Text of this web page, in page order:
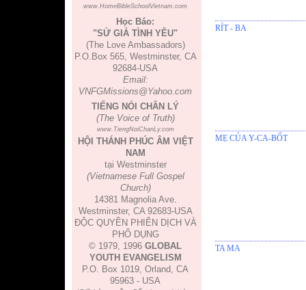
www.HomeBibleSchoolVietnam.com
Học Báo:
"SỨ GIẢ TÌNH YÊU"
(The Love Ambassadors)
P.O.Box 565, Westminster, CA
92684-USA
Email:
VNFGMissions@Yahoo.com
TIẾNG NÓI CHÂN LÝ
(The Voice of Truth)
www.TiengNoiChanLy.com
HỘI THÁNH PHÚC ÂM VIỆT
NAM
tại Westminster
(Vietnamese Full Gospel
Church)
14381 Magnolia Ave.
Westminster, CA 92683-USA
ĐỘC QUYỀN PHIÊN DỊCH VÀ
PHỔ DỤNG
© 1979, 1996 GLOBAL
YOUTH EVANGELISM
P.O. Box 1019, Orland, CA
95963 - USA
RÍT - BA
MẸ CỦA Y-CA-BỐT
TA MA